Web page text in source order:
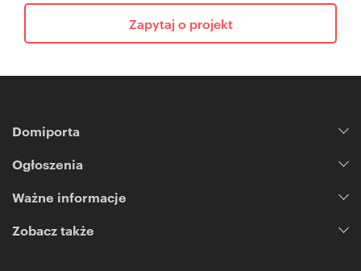
Zapytaj o projekt
Domiporta
Ogłoszenia
Ważne informacje
Zobacz także